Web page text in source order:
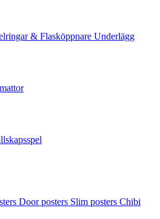
& Flasköppnare Underlägg
Door posters Slim posters Chibi